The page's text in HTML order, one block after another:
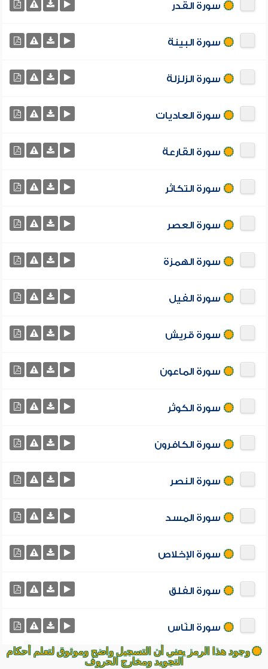
سورة القدر
سورة البينة
سورة الزلزلة
سورة العاديات
سورة القارعة
سورة التكاثر
سورة العصر
سورة الهمزة
سورة الفيل
سورة قريش
سورة الماعون
سورة الكوثر
سورة الكافرون
سورة النصر
سورة المسد
سورة الإخلاص
سورة الفلق
سورة النّاس
وجود هذا الرمز يعني أن التسجيل واضح وموثوق لتعلم أحكام
التجويد ومخارج الحروف